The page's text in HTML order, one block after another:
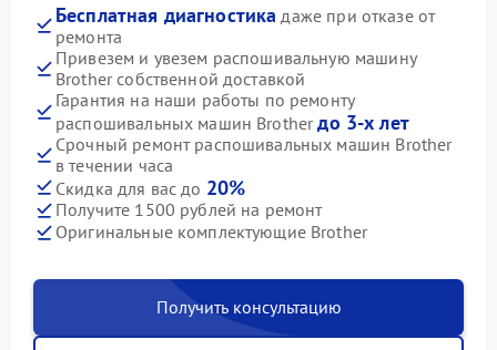
Бесплатная диагностика даже при отказе от
ремонта
Привезем и увезем распошивальную машину
Brother собственной доставкой
Гарантия на наши работы по ремонту
распошивальных машин Brotherдо 3-х лет
Срочный ремонт распошивальных машин Brother
в течении часа
Скидка для вас до 20%
Получите 1500 рублей на ремонт
Оригинальные комплектующие Brother
Получить консультацию